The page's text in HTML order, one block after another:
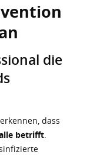
die
dass
betrifft.